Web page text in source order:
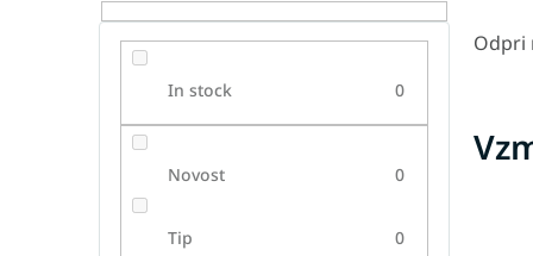
In stock 0
Novost 0
Tip 0
Odpri